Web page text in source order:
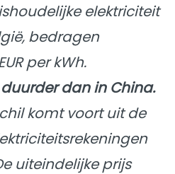
elektriciteit
bedragen
per kWh.
dan in China.
komt voort uit de
uiteindelijke prijs